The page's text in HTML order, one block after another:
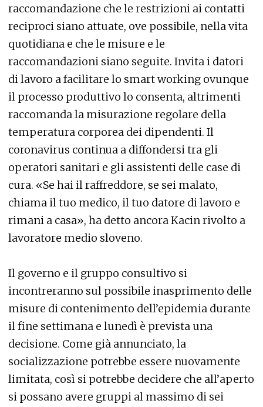
raccomandazione che le restrizioni ai contatti
reciproci siano attuate, ove possibile, nella vita
quotidiana e che le misure e le
raccomandazioni siano seguite. Invita i datori
di lavoro a facilitare lo smart working ovunque
il processo produttivo lo consenta, altrimenti
raccomanda la misurazione regolare della
temperatura corporea dei dipendenti. Il
coronavirus continua a diffondersi tra gli
operatori sanitari e gli assistenti delle case di
cura. «Se hai il raffreddore, se sei malato,
chiama il tuo medico, il tuo datore di lavoro e
rimani a casa», ha detto ancora Kacin rivolto a
lavoratore medio sloveno.
Il governo e il gruppo consultivo si
incontreranno sul possibile inasprimento delle
misure di contenimento dell’epidemia durante
il fine settimana e lunedì è prevista una
decisione. Come già annunciato, la
socializzazione potrebbe essere nuovamente
limitata, così si potrebbe decidere che all’aperto
si possano avere gruppi al massimo di sei